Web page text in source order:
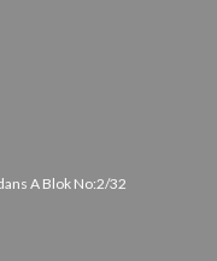
A Blok No:2/32